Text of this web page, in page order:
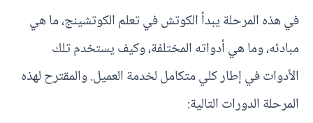
في هذه المرحلة يبدأ الكوتش في تعلم الكوتشينج، ما هي
مبادئه، وما هي أدواته المختلفة، وكيف يستخدم تلك
الأدوات في إطار كلي متكامل لخدمة العميل. والمقترح لهذه
المرحلة الدورات التالية: